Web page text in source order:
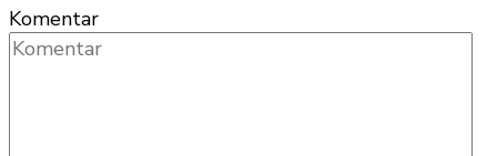
Komentar